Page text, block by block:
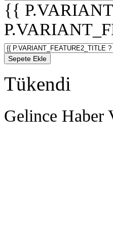
{{
Sepete Ekle
Tükendi
Gelince Haber